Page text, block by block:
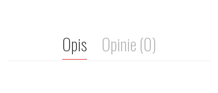
Opis Opinie (0)